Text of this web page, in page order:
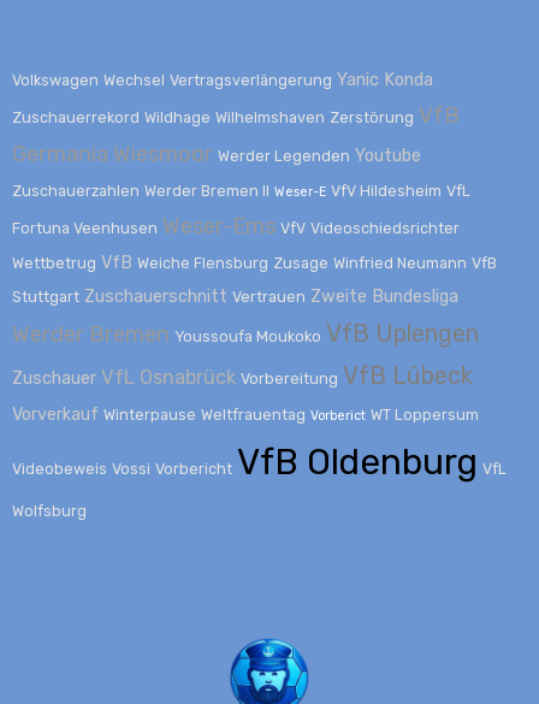
Volkswagen Wechsel Vertragsverlängerung Yanic Konda
Zuschauerrekord Wildhage Wilhelmshaven Zerstörung VfB
Germania Wiesmoor Werder Legenden Youtube
Zuschauerzahlen Werder Bremen II Weser-E VfV Hildesheim VfL
Fortuna Veenhusen Weser-Ems VfV Videoschiedsrichter
Wettbetrug VfB Weiche Flensburg Zusage Winfried Neumann VfB
Stuttgart Zuschauerschnitt Vertrauen Zweite Bundesliga
Werder Bremen Youssoufa Moukoko VfB Uplengen
Zuschauer VfL Osnabrück Vorbereitung VfB Lübeck
Vorverkauf Winterpause Weltfrauentag Vorberict WT Loppersum
Videobeweis Vossi Vorbericht VfB Oldenburg VfL
Wolfsburg